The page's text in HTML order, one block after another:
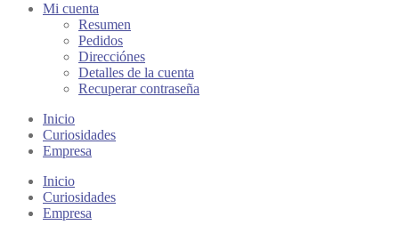
Mi cuenta
Resumen
Pedidos
Direcciónes
Detalles de la cuenta
Recuperar contraseña
Inicio
Curiosidades
Empresa
Inicio
Curiosidades
Empresa